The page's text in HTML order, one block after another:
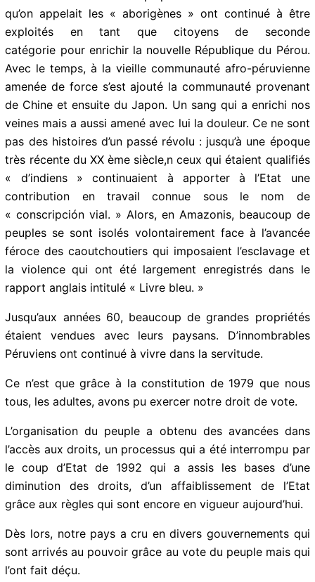
40 ans plus tard, l’indépendance du vice-royaume du
Pérou par rapport à l’Espagne n’a apporté aucune
amélioration réelle à la plupart des Péruviens : ceux
qu’on appelait les « aborigènes » ont continué à être
exploités en tant que citoyens de seconde
catégorie pour enrichir la nouvelle République du
Pérou. Avec le temps, à la vieille communauté afro-
péruvienne amenée de force s’est ajouté la
communauté provenant de Chine et ensuite du Japon.
Un sang qui a enrichi nos veines mais a aussi amené
avec lui la douleur. Ce ne sont pas des histoires d’un
passé révolu : jusqu’à une époque très récente du XX
ème siècle,n ceux qui étaient qualifiés « d’indiens »
continuaient à apporter à l’Etat une contribution en
travail connue sous le nom de « conscripción vial. »
Alors, en Amazonis, beaucoup de peuples se sont
caoutchoutiers qui imposaient l’esclavage et la
violence qui ont été largement enregistrés dans le
rapport anglais intitulé « Livre bleu. »
Jusqu’aux années 60, beaucoup de grandes propriétés
étaient vendues avec leurs paysans. D’innombrables
Ce n’est que grâce à la constitution de 1979 que nous
tous, les adultes, avons pu exercer notre droit de vote.
L’organisation du peuple a obtenu des avancées dans
par le coup d’Etat de 1992 qui a assis les bases d’une
diminution des droits, d’un affaiblissement de l’Etat
grâce aux règles qui sont encore en vigueur